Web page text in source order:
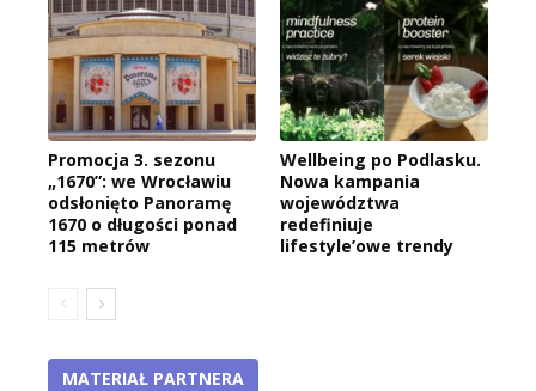
Promocja 3. sezonu
„1670”: we Wrocławiu
odsłonięto Panoramę
1670 o długości ponad
115 metrów
Wellbeing po Podlasku.
Nowa kampania
województwa
redefiniuje
lifestyle’owe trendy
MATERIAŁ PARTNERA